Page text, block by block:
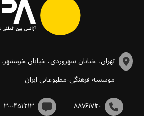
تهران، خیابان سهروردی، خیابان
موسسه فرهنگی-مطبوعاتی ایران
۸۸۷۶۱۷۲۰ ۳۰۰۰۴۵۱۲۱۳